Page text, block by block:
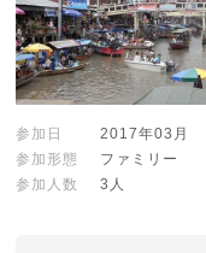
参加日
2017年03月
参加形態
ファミリー
参加人数
3人